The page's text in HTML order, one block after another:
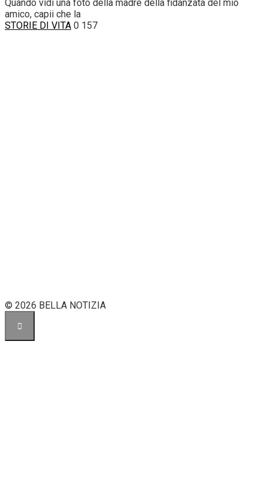
Quando vidi una foto della madre della fidanzata del mio
amico, capii che la
STORIE DI VITA 0 157
© 2026 BELLA NOTIZIA